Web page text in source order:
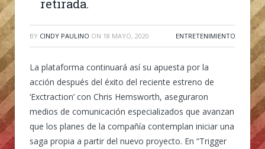
retirada.
BY CINDY PAULINO ON 18 MAYO, 2020 ENTRETENIMIENTO
La plataforma continuará así su apuesta por la
acción después del éxito del reciente estreno de
‘Exctraction’ con Chris Hemsworth, aseguraron
medios de comunicación especializados que avanzan
que los planes de la compañía contemplan iniciar una
saga propia a partir del nuevo proyecto. En “Trigger